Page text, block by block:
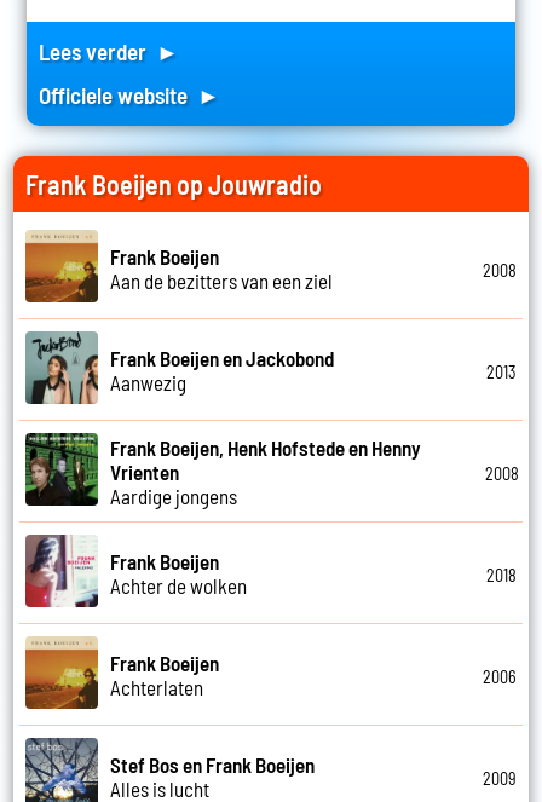
Lees verder ►
Officiele website ►
Frank Boeijen op Jouwradio
Frank Boeijen
Aan de bezitters van een ziel
2008
Frank Boeijen en Jackobond
Aanwezig
2013
Frank Boeijen, Henk Hofstede en Henny
Vrienten
Aardige jongens
2008
Frank Boeijen
Achter de wolken
2018
Frank Boeijen
Achterlaten
2006
Stef Bos en Frank Boeijen
Alles is lucht
2009